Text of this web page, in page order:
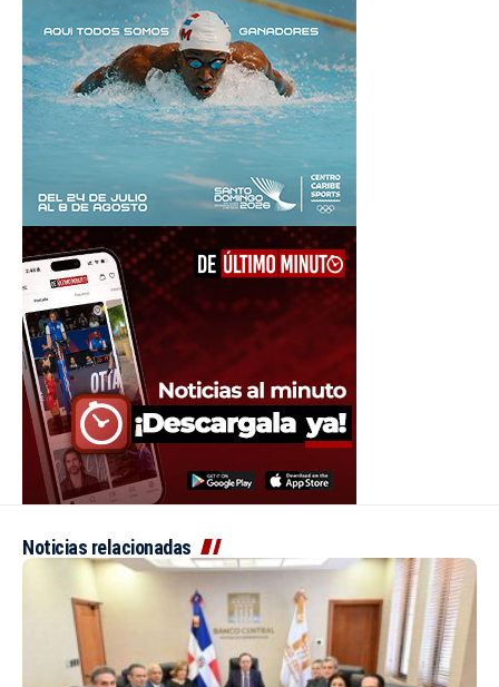
Noticias relacionadas